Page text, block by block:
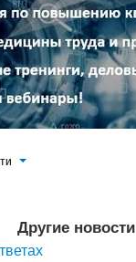
Другие новости